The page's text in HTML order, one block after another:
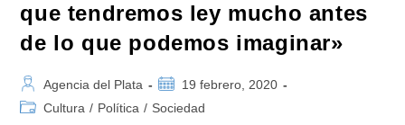
que tendremos ley mucho antes
de lo que podemos imaginar»
Autor
de
Agencia del Plata
Publicación
de
19 febrero, 2020
Categoría
Cultura / Política / Sociedad